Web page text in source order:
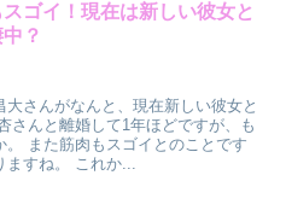
スゴイ！現在は新しい彼女と
？
さんがなんと、現在新しい彼女と
さんと離婚して1年ほどですが、も
また筋肉もスゴイとのことです
ますね。 これか...